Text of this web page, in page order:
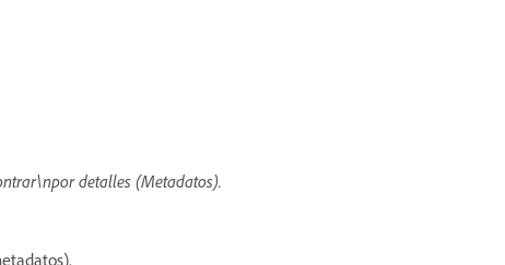
detalles (Metadatos).